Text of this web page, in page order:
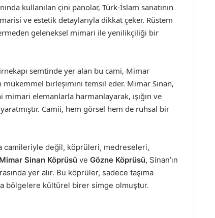
kullanılan çini panolar, Türk-İslam sanatının
ve estetik detaylarıyla dikkat çeker. Rüstem
geleneksel mimari ile yenilikçiliği bir
semtinde yer alan bu cami, Mimar
mükemmel birleşimini temsil eder. Mimar Sinan,
elemanlarla harmanlayarak, ışığın ve
Camii, hem görsel hem de ruhsal bir
camileriyle değil, köprüleri, medreseleri,
Mimar Sinan Köprüsü ve Gözne Köprüsü, Sinan’ın
yer alır. Bu köprüler, sadece taşıma
bölgelere kültürel birer simge olmuştur.